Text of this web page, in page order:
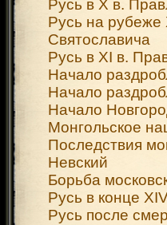
Русь в X в.
Русь на
Святославича
Русь в XI в.
Начало
Начало
Начало
Монгольское
Последствия
Невский
Борьба
Русь в конце
Русь после